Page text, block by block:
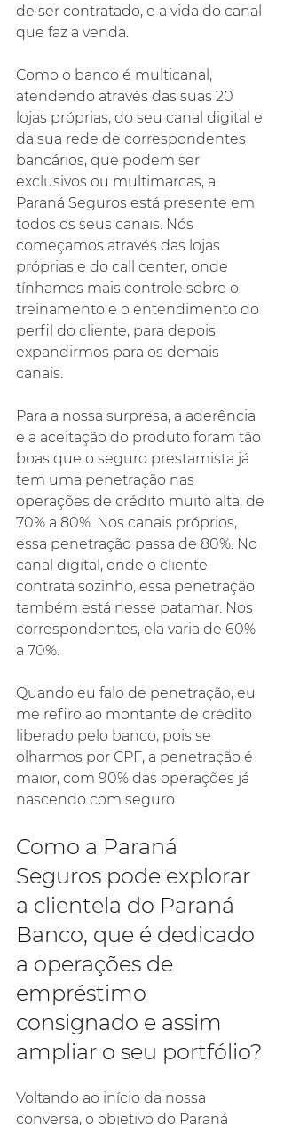
de ser contratado, e a vida do canal
que faz a venda.
Como o banco é multicanal,
atendendo através das suas 20
lojas próprias, do seu canal digital e
da sua rede de correspondentes
bancários, que podem ser
exclusivos ou multimarcas, a
Paraná Seguros está presente em
todos os seus canais. Nós
começamos através das lojas
próprias e do call center, onde
tínhamos mais controle sobre o
treinamento e o entendimento do
perfil do cliente, para depois
expandirmos para os demais
canais.
Para a nossa surpresa, a aderência
e a aceitação do produto foram tão
boas que o seguro prestamista já
tem uma penetração nas
operações de crédito muito alta, de
70% a 80%. Nos canais próprios,
essa penetração passa de 80%. No
canal digital, onde o cliente
contrata sozinho, essa penetração
também está nesse patamar. Nos
correspondentes, ela varia de 60%
a 70%.
Quando eu falo de penetração, eu
me refiro ao montante de crédito
liberado pelo banco, pois se
olharmos por CPF, a penetração é
maior, com 90% das operações já
nascendo com seguro.
Como a Paraná
Seguros pode explorar
a clientela do Paraná
Banco, que é dedicado
a operações de
empréstimo
consignado e assim
ampliar o seu portfólio?
Voltando ao início da nossa
conversa, o objetivo do Paraná